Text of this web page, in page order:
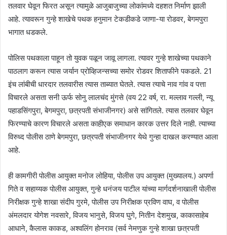
तलवार घेवून फिरत असून त्यामुळे आजुबाजुच्या लोकांमध्ये दहशत निर्माण झाली
आहे. त्यावरून गुन्हे शाखेचे पथक हनुमान टेकडीकडे जाणा-या रोडवर, बेगमपुरा
भागात धडकले.
पोलिस पथकाला पाहून तो युवक पळून जावू लागला. त्यावर गुन्हे शाखेच्या पथकाने
पाठलाग करून त्यास जर्यान प्रोव्हिजन्सच्या समोर रोडवर शिताफीने पकडले. 21
इंच लांबीची धारदार तलवारीस त्यास ताब्यात घेतले. त्यास त्याचे नाव गांव व पत्ता
विचारले असता सनी ऊर्फ सोनु लालचंद मुंगसे (वय 22 वर्ष, रा. मल्लाव गल्ली, न्यू
पहाडसिंगपुरा, बेगमपुरा, छत्रपती संभाजीनगर) असे सांगितले. त्यास तलवार घेवून
फिरण्याचे कारण विचारले असता काहीएक समाधान कारक उत्तर दिले नाही. त्याच्या
विरुध्द पोलीस ठाणे बेगमपुरा, छत्रपती संभाजीनगर येथे गुन्हा दाखल करण्यात आला
आहे.
ही कामगीरी पोलीस आयुक्त मनोज लोहिया, पोलीस उप आयुक्त (मुख्यालय.) अपर्णा
गिते व सहाय्यक पोलीस आयुक्त, गुन्हे धनंजय पाटील यांच्या मार्गदर्शनाखाली पोलीस
निरीक्षक गुन्हे शाखा संदीप गुरमे, पोलीस उप निरीक्षक प्रविण वाघ, व पोलीस
अंमलदार योगेश नवसारे, विजय भानुसे, विजय घुगे, नितीन देशमुख, काकासाहेब
आधाने, कैलास काकड, अश्वलिंग होनराव (सर्व नेमणुक गुन्हे शाखा छत्रपती